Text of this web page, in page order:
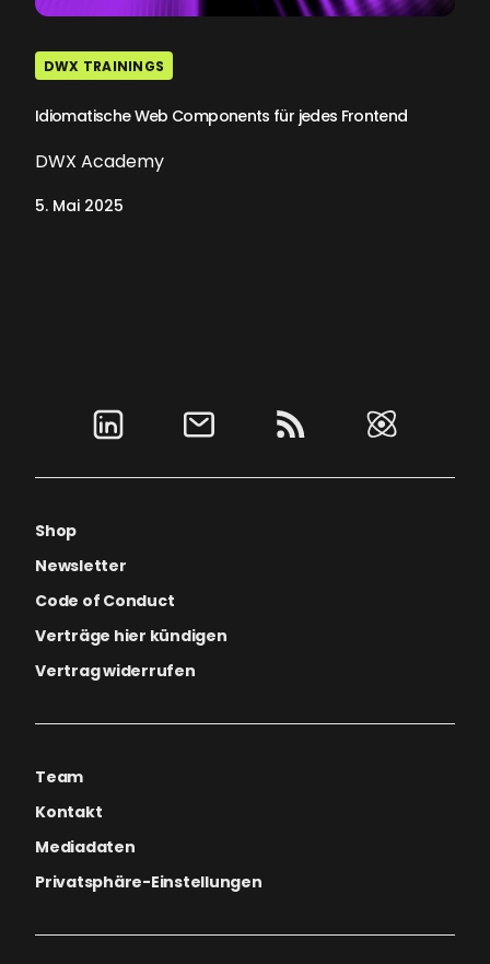
DWX TRAININGS
Idiomatische Web Components für jedes Frontend
DWX Academy
5. Mai 2025
Shop
Newsletter
Code of Conduct
Verträge hier kündigen
Vertrag widerrufen
Team
Kontakt
Mediadaten
Privatsphäre-Einstellungen